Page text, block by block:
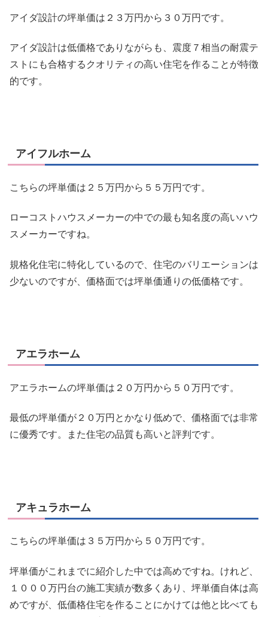
アイダ設計の坪単価は２３万円から３０万円です。
アイダ設計は低価格でありながらも、 震度７相当の耐震テ
ストにも合格する クオリティの高い住宅を作ることが特徴
的です。
アイフルホーム
こちらの坪単価は２５万円から５５万円です。
ローコストハウスメーカーの中での最も知名度の高いハウ
スメーカーですね。
規格化住宅に特化しているので、住宅のバリエーションは
少ないのですが、価格面では坪単価通りの低価格です。
アエラホーム
アエラホームの坪単価は２０万円から５０万円です。
最低の坪単価が２０万円とかなり低めで、価格面では非常
に優秀です。また住宅の品質も高いと評判です。
アキュラホーム
こちらの坪単価は３５万円から５０万円です。
坪単価がこれまでに紹介した中では高めですね。けれど、
１０００万円台の施工実績が数多くあり
、坪単価自体は高
めですが、低価格住宅を作ることにかけては他と比べても